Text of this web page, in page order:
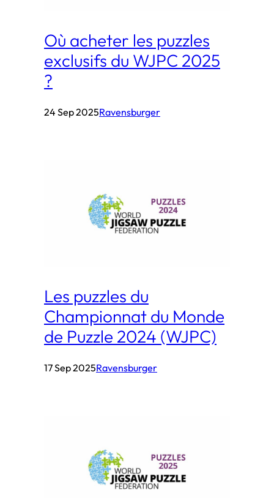
Où acheter les puzzles
exclusifs du WJPC 2025
?
24 Sep 2025Ravensburger
Les puzzles du
Championnat du Monde
de Puzzle 2024 (WJPC)
17 Sep 2025Ravensburger